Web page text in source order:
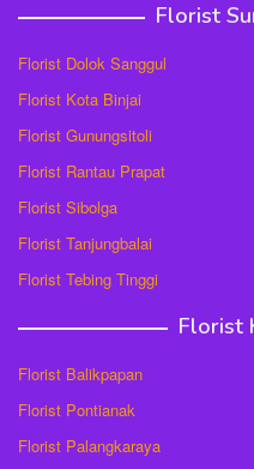
Florist
Florist Dolok Sanggul
Florist Kota Binjai
Florist Gunungsitoli
Florist Rantau Prapat
Florist Sibolga
Florist Tanjungbalai
Florist Tebing Tinggi
Florist
Florist Balikpapan
Florist Pontianak
Florist Palangkaraya